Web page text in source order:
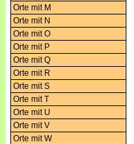
Orte mit M
Orte mit N
Orte mit O
Orte mit P
Orte mit Q
Orte mit R
Orte mit S
Orte mit T
Orte mit U
Orte mit V
Orte mit W